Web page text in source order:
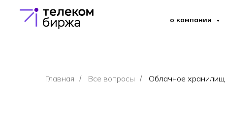
о компании
Главная / Все вопросы / Облачное